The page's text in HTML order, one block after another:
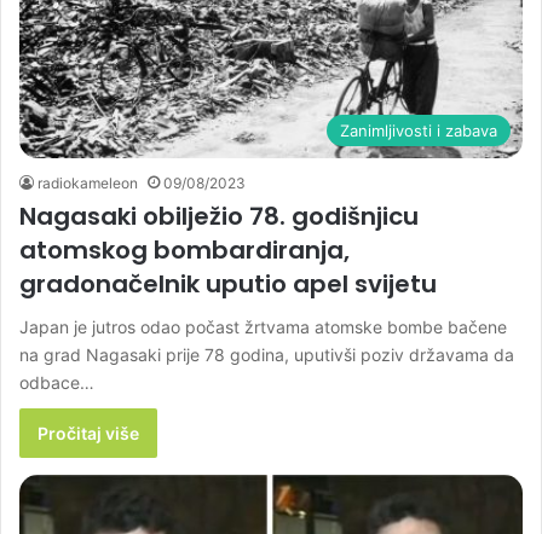
Zanimljivosti i zabava
radiokameleon 09/08/2023
Nagasaki obilježio 78. godišnjicu
atomskog bombardiranja,
gradonačelnik uputio apel svijetu
Japan je jutros odao počast žrtvama atomske bombe bačene
na grad Nagasaki prije 78 godina, uputivši poziv državama da
odbace…
Pročitaj više